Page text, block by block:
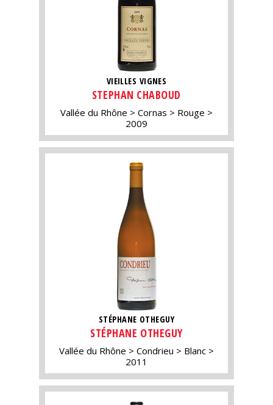
VIEILLES VIGNES
STEPHAN CHABOUD
Vallée du Rhône Cornas
Rouge
2009
STÉPHANE OTHEGUY
STÉPHANE OTHEGUY
Vallée du Rhône Condrieu
Blanc
2011